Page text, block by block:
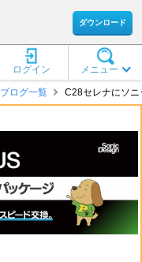
ダウンロード
メニュー
ログイン
ブログ一覧 C28セレナにソ